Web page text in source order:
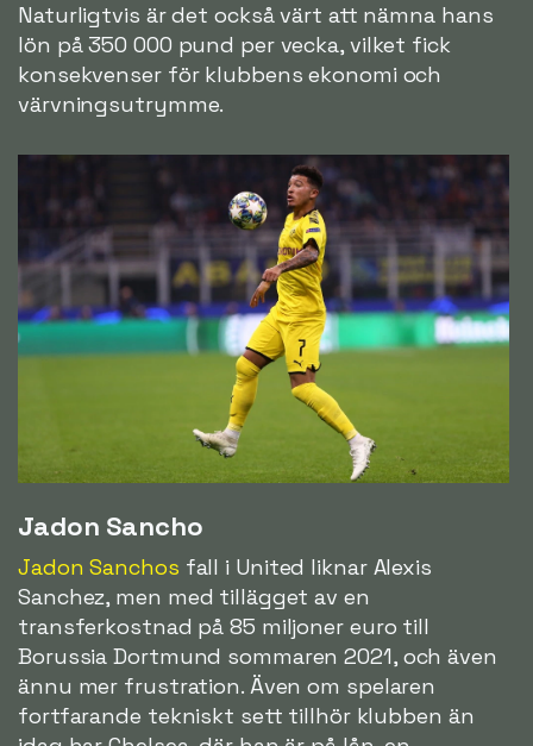
Naturligtvis är det också värt att nämna hans
lön på 350 000 pund per vecka, vilket fick
konsekvenser för klubbens ekonomi och
värvningsutrymme.
Jadon Sancho
Jadon Sanchos fall i United liknar Alexis
Sanchez, men med tillägget av en
transferkostnad på 85 miljoner euro till
Borussia Dortmund sommaren 2021, och även
ännu mer frustration. Även om spelaren
fortfarande tekniskt sett tillhör klubben än